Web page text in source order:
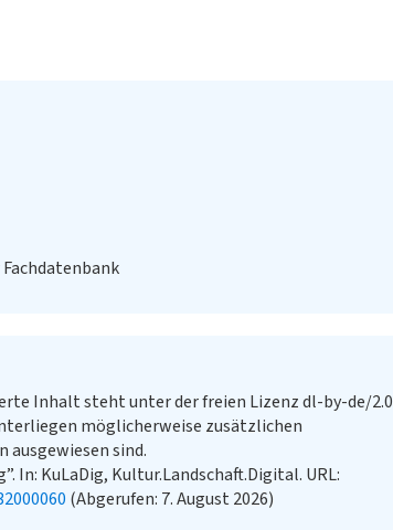
Inhalt steht unter der freien Lizenz dl-by-de/2.0
möglicherweise zusätzlichen
ausgewiesen sind.
In: KuLaDig, Kultur.Landschaft.Digital. URL:
(Abgerufen: 7. August 2026)